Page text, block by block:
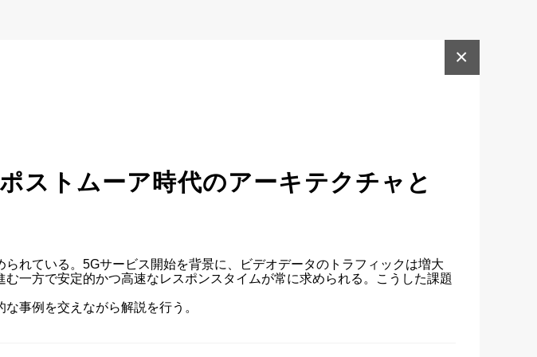
×
ストムーア時代のアーキテクチャと
れている。5Gサービス開始を背景に、ビデオデータのトラフィックは増大
一方で安定的かつ高速なレスポンスタイムが常に求められる。こうした課題
事例を交えながら解説を行う。